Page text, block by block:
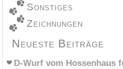
Sonstiges
Zeichnungen
Neueste Beiträge
D-Wurf vom Hossenhaus